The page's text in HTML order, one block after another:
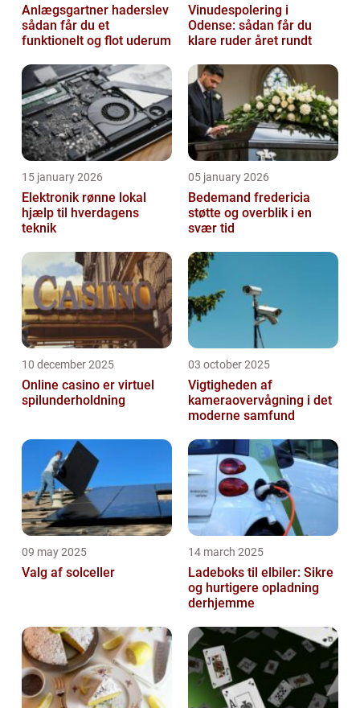
Anlægsgartner haderslev
sådan får du et
funktionelt og flot uderum
Vinudespolering i
Odense: sådan får du
klare ruder året rundt
15 january 2026
Elektronik rønne lokal
hjælp til hverdagens
teknik
05 january 2026
Bedemand fredericia
støtte og overblik i en
svær tid
10 december 2025
Online casino er virtuel
spilunderholdning
03 october 2025
Vigtigheden af
kameraovervågning i det
moderne samfund
09 may 2025
Valg af solceller
14 march 2025
Ladeboks til elbiler: Sikre
og hurtigere opladning
derhjemme